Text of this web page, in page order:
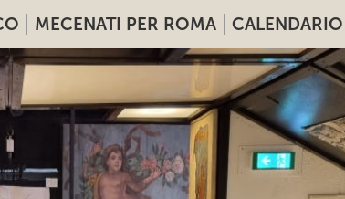
MECENATI PER ROMA CALENDARIO